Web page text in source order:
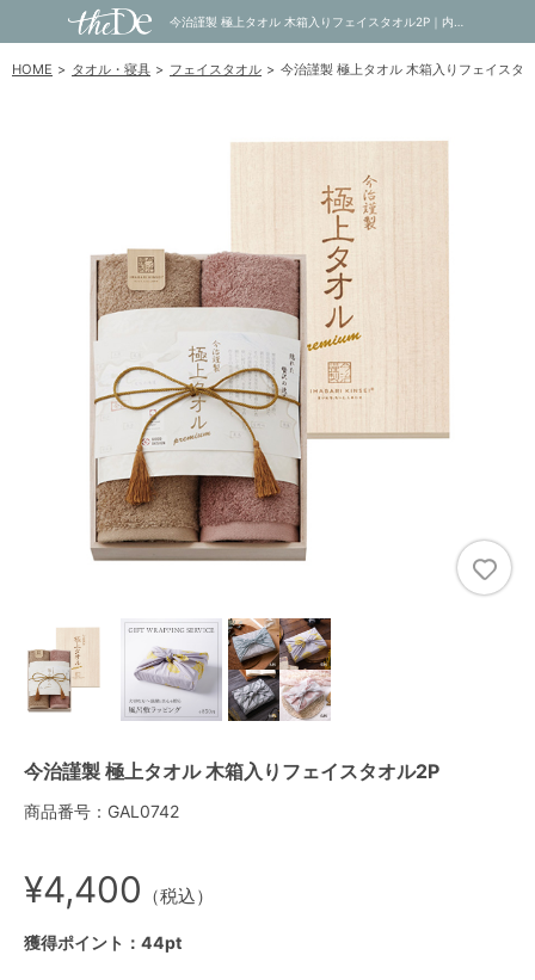
HOME タオル・寝具 フェイスタオル 今治謹製 極上タオル 木箱入りフェイスタ
今治謹製 極上タオル 木箱入りフェイスタオル2P
商品番号：GAL0742
¥4,400 （税込）
獲得ポイント：44pt